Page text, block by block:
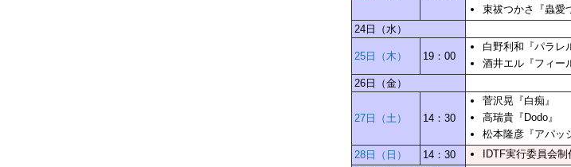
束祓つかさ『蟲愛
24日（水）
25日（木） 19：00
白野利和『パラレ
酒井エル『フィー
26日（金）
27日（土） 14：30
菅沢晃『白痴』
高瑞貴『Dodo』
松本隆彦『アパッ
28日（日）
14：30
IDTF実行委員会